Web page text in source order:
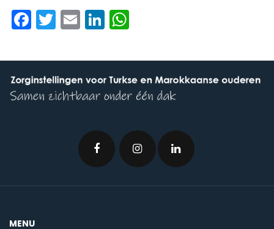
Facebook
Twitter
EmailLinkedIn
MENU